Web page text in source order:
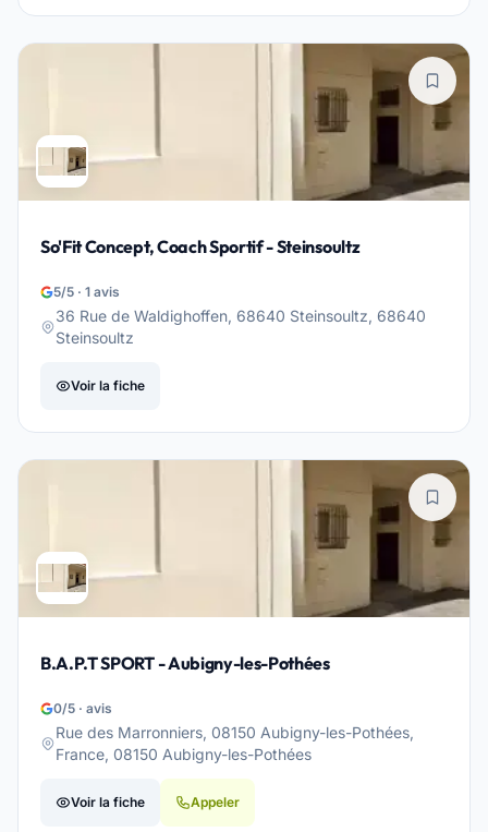
So'Fit Concept, Coach Sportif - Steinsoultz
5/5 · 1 avis
36 Rue de Waldighoffen, 68640 Steinsoultz, 68640
Steinsoultz
Voir la fiche
B.A.P.T SPORT - Aubigny-les-Pothées
0/5 · avis
Rue des Marronniers, 08150 Aubigny-les-Pothées,
France, 08150 Aubigny-les-Pothées
Voir la fiche Appeler